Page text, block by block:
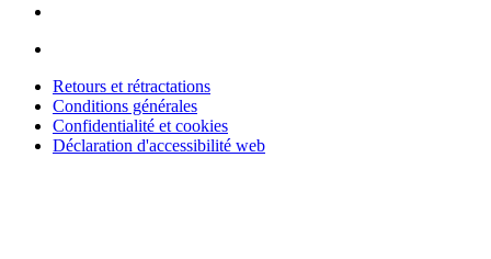
Retours et rétractations
Conditions générales
Confidentialité et cookies
Déclaration d'accessibilité web